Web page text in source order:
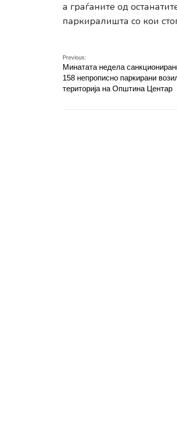
а граѓаните од
паркиралишта со кои
Previous:
Минатата недела
158 непрописно паркирани
територија на Општина Центар